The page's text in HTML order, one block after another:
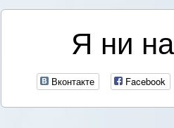
Я ни
Вконтакте Facebook